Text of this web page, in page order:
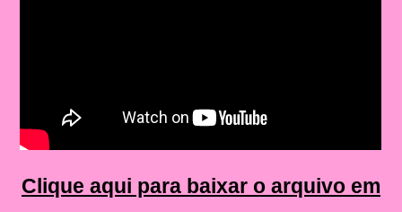
Clique aqui para baixar o arquivo em